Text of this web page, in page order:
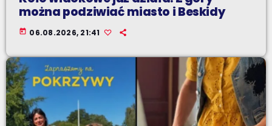
można podziwiać miasto i Beskidy
today 06.08.2026, 21:41